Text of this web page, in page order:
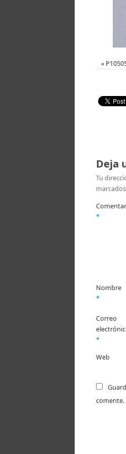
«
Deja
Tu
*
Nombre
*
Correo
*
Web
comente.